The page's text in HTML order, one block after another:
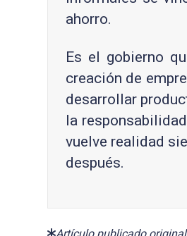
ahorro.
Es el gobierno
creación de
desarrollar
la
vuelve realidad
después.
Artículo publicado